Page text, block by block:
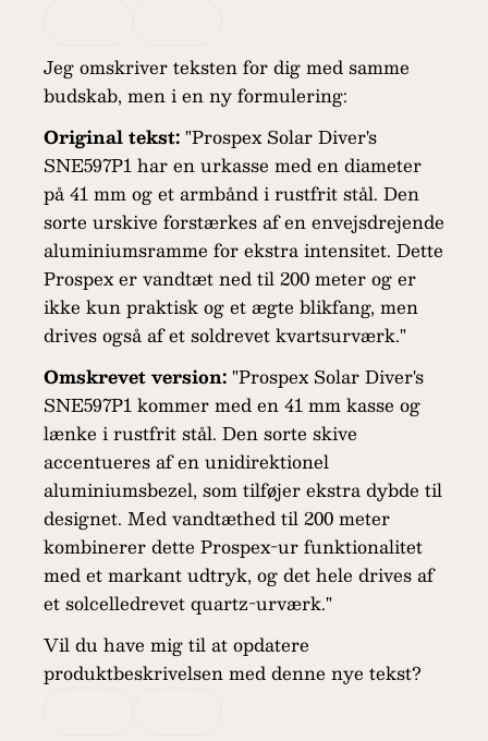
Jeg omskriver teksten for dig med samme
budskab, men i en ny formulering:
Original tekst:"Prospex Solar Diver's
SNE597P1 har en urkasse med en diameter
på 41 mm og et armbånd i rustfrit stål. Den
sorte urskive forstærkes af en envejsdrejende
aluminiumsramme for ekstra intensitet. Dette
Prospex er vandtæt ned til 200 meter og er
ikke kun praktisk og et ægte blikfang, men
drives også af et soldrevet kvartsurværk."
Omskrevet version:"Prospex Solar Diver's
SNE597P1 kommer med en 41 mm kasse og
lænke i rustfrit stål. Den sorte skive
accentueres af en unidirektionel
aluminiumsbezel, som tilføjer ekstra dybde til
designet. Med vandtæthed til 200 meter
kombinerer dette Prospex-ur funktionalitet
med et markant udtryk, og det hele drives af
et solcelledrevet quartz-urværk."
Vil du have mig til at opdatere
produktbeskrivelsen med denne nye tekst?